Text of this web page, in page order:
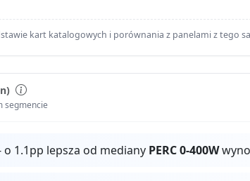
kart katalogowych i porównania z panelami z tego
segmencie
o 1.1pp lepsza od mediany PERC 0-400W